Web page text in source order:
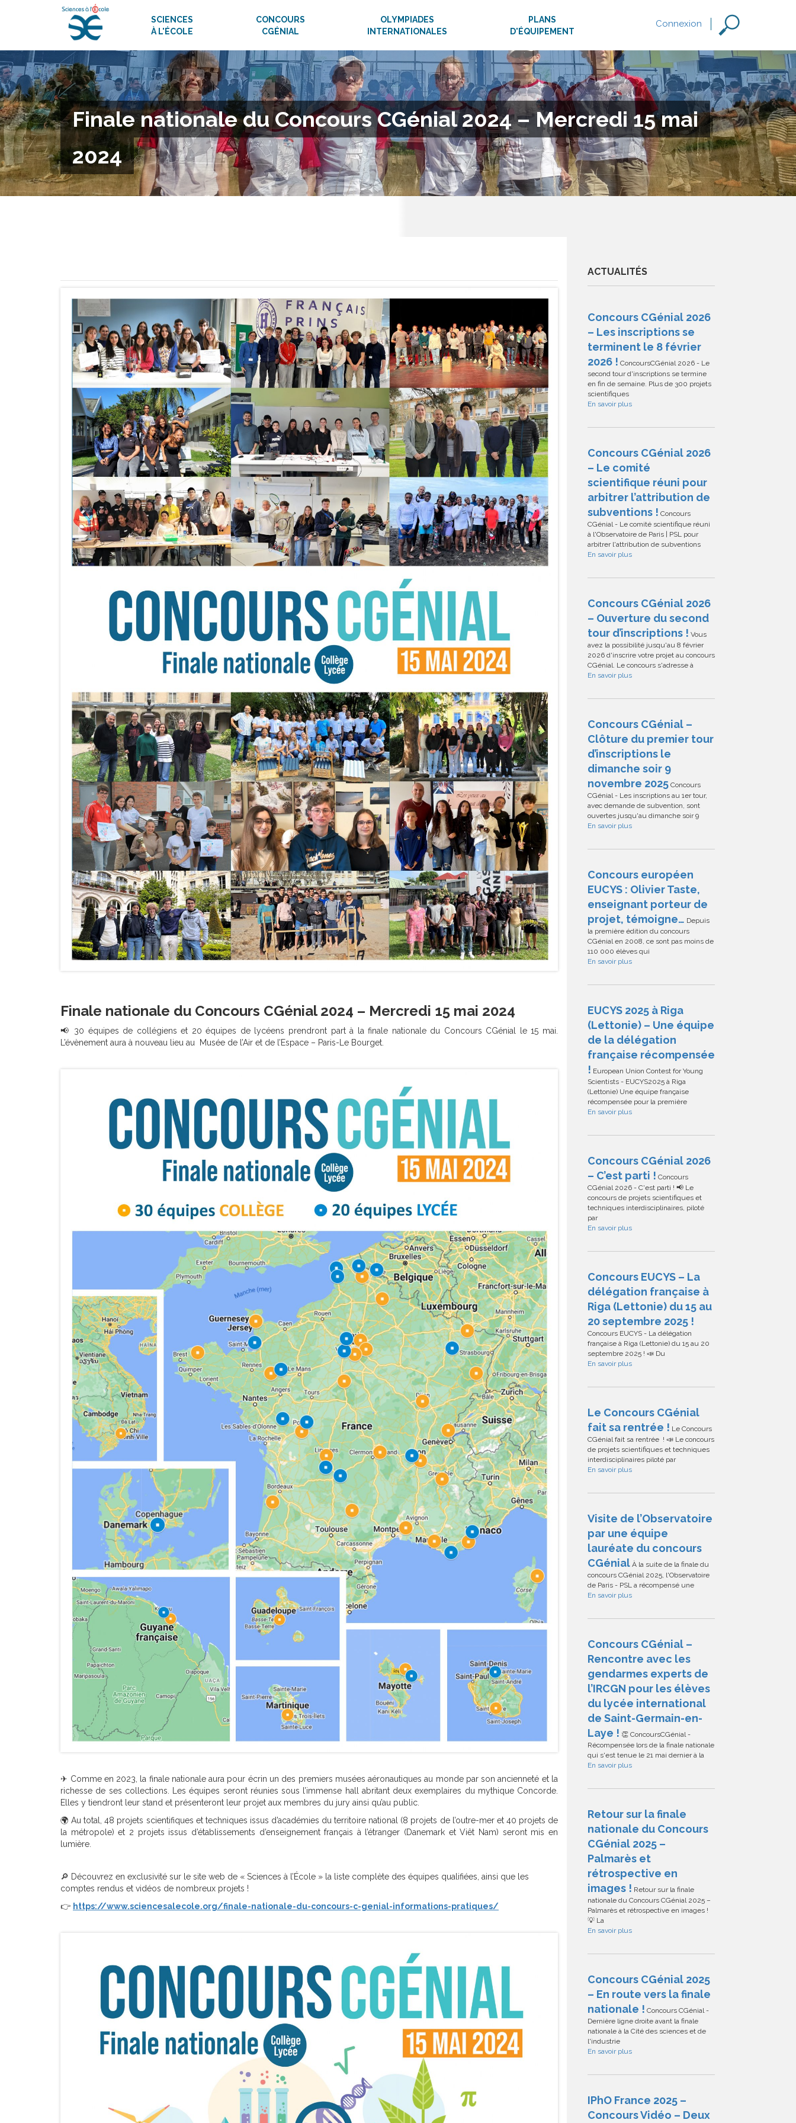
SCIENCES
À L'ÉCOLE
CONCOURS
CGÉNIAL
OLYMPIADES
INTERNATIONALES
PLANS
D'ÉQUIPEMENT
Connexion
Finale nationale du Concours CGénial 2024 – Mercredi 15 mai
2024
Finale nationale du Concours CGénial 2024 – Mercredi 15 mai 2024
📢 30 équipes de collégiens et 20 équipes de lycéens prendront part à la finale nationale du Concours CGénial le 15 mai.
L’évènement aura à nouveau lieu au Musée de l’Air et de l’Espace – Paris-Le Bourget.
✈ Comme en 2023, la finale nationale aura pour écrin un des premiers musées aéronautiques au monde par son ancienneté et la
richesse de ses collections. Les équipes seront réunies sous l’immense hall abritant deux exemplaires du mythique Concorde.
Elles y tiendront leur stand et présenteront leur projet aux membres du jury ainsi qu’au public.
🌍 Au total, 48 projets scientifiques et techniques issus d’académies du territoire national (8 projets de l’outre-mer et 40 projets de
la métropole) et 2 projets issus d’établissements d’enseignement français à l’étranger (Danemark et Viêt Nam) seront mis en
lumière.
🔎 Découvrez en exclusivité sur le site web de « Sciences à l’École » la liste complète des équipes qualifiées, ainsi que les
comptes rendus et vidéos de nombreux projets !
👉 https://www.sciencesalecole.org/finale-nationale-du-concours-c-genial-informations-pratiques/
ACTUALITÉS
Concours CGénial 2026
– Les inscriptions se
terminent le 8 février
2026 ! ConcoursCGénial 2026 - Le
second tour d'inscriptions se termine
en fin de semaine. Plus de 300 projets
scientifiques
En savoir plus
Concours CGénial 2026
– Le comité
scientifique réuni pour
arbitrer l’attribution de
subventions ! Concours
CGénial - Le comité scientifique réuni
à l'Observatoire de Paris | PSL pour
arbitrer l'attribution de subventions
En savoir plus
Concours CGénial 2026
– Ouverture du second
tour d’inscriptions ! Vous
avez la possibilité jusqu'au 8 février
2026 d'inscrire votre projet au concours
CGénial. Le concours s'adresse à
En savoir plus
Concours CGénial –
Clôture du premier tour
d’inscriptions le
dimanche soir 9
novembre 2025 Concours
CGénial - Les inscriptions au 1er tour,
avec demande de subvention, sont
ouvertes jusqu'au dimanche soir 9
En savoir plus
Concours européen
EUCYS : Olivier Taste,
enseignant porteur de
projet, témoigne… Depuis
la première édition du concours
CGénial en 2008, ce sont pas moins de
110 000 élèves qui
En savoir plus
EUCYS 2025 à Riga
(Lettonie) – Une équipe
de la délégation
française récompensée
! European Union Contest for Young
Scientists - EUCYS2025 à Riga
(Lettonie) Une équipe française
récompensée pour la première
En savoir plus
Concours CGénial 2026
– C’est parti ! Concours
CGénial 2026 - C'est parti ! 📢 Le
concours de projets scientifiques et
techniques interdisciplinaires, piloté
par
En savoir plus
Concours EUCYS – La
délégation française à
Riga (Lettonie) du 15 au
20 septembre 2025 !
Concours EUCYS - La délégation
française à Riga (Lettonie) du 15 au 20
septembre 2025 ! 📣 Du
En savoir plus
Le Concours CGénial
fait sa rentrée ! Le Concours
CGénial fait sa rentrée ! 📣 Le concours
de projets scientifiques et techniques
interdisciplinaires piloté par
En savoir plus
Visite de l’Observatoire
par une équipe
lauréate du concours
CGénial À la suite de la finale du
concours CGénial 2025, l'Observatoire
de Paris - PSL a récompensé une
En savoir plus
Concours CGénial –
Rencontre avec les
gendarmes experts de
l’IRCGN pour les élèves
du lycée international
de Saint-Germain-en-
Laye ! 👏 ConcoursCGénial -
Récompensée lors de la finale nationale
qui s'est tenue le 21 mai dernier à la
En savoir plus
Retour sur la finale
nationale du Concours
CGénial 2025 –
Palmarès et
rétrospective en
images ! Retour sur la finale
nationale du Concours CGénial 2025 –
Palmarès et rétrospective en images !
💡 La
En savoir plus
Concours CGénial 2025
– En route vers la finale
nationale ! Concours CGénial -
Dernière ligne droite avant la finale
nationale à la Cité des sciences et de
l'industrie
En savoir plus
IPhO France 2025 –
Concours Vidéo – Deux